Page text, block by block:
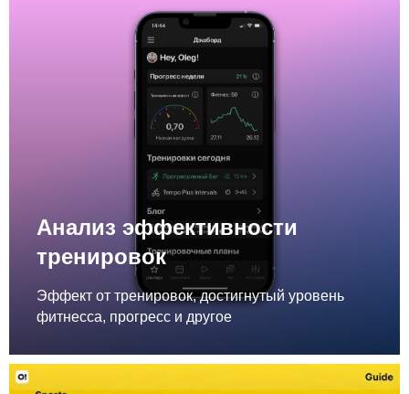
Анализ эффективности
тренировок
Эффект от тренировок, достигнутый уровень
фитнесса, прогресс и другое